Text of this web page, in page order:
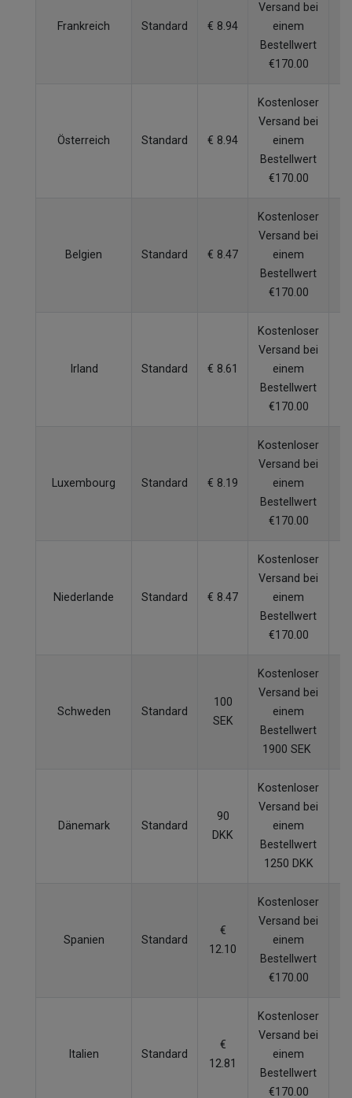
Frankreich Standard € 8.94
Versand bei
einem
Bestellwert
€170.00
Österreich Standard € 8.94
Kostenloser
Versand bei
einem
Bestellwert
€170.00
Belgien Standard € 8.47
Kostenloser
Versand bei
einem
Bestellwert
€170.00
Irland Standard € 8.61
Kostenloser
Versand bei
einem
Bestellwert
€170.00
Luxembourg Standard € 8.19
Kostenloser
Versand bei
einem
Bestellwert
€170.00
Niederlande Standard € 8.47
Kostenloser
Versand bei
einem
Bestellwert
€170.00
Schweden Standard
100
SEK
Kostenloser
Versand bei
einem
Bestellwert
1900 SEK
Dänemark Standard
90
DKK
Kostenloser
Versand bei
einem
Bestellwert
1250 DKK
Spanien Standard
€
12.10
Kostenloser
Versand bei
einem
Bestellwert
€170.00
Italien Standard
€
12.81
Kostenloser
Versand bei
einem
Bestellwert
€170.00